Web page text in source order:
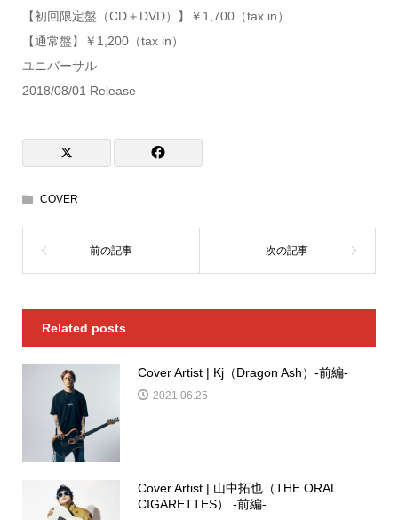
【初回限定盤（CD＋DVD）】￥1,700（tax in）
【通常盤】￥1,200（tax in）
ユニバーサル
2018/08/01 Release
COVER
Related posts
Cover Artist | Kj（Dragon Ash）-前編-
2021.06.25
Cover Artist | 山中拓也（THE ORAL
CIGARETTES） -前編-